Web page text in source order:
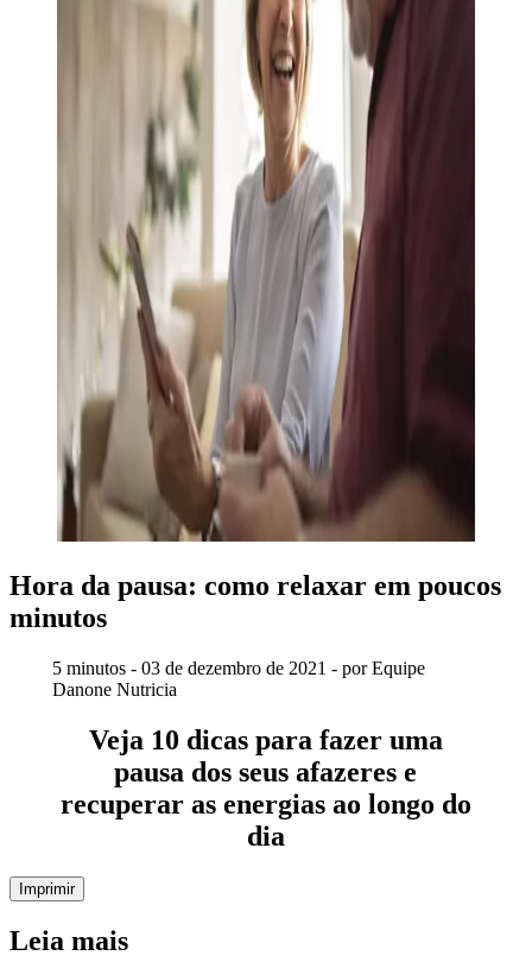
Hora da pausa: como relaxar em poucos
minutos
5 minutos - 03 de dezembro de 2021 - por Equipe
Danone Nutricia
Veja 10 dicas para fazer uma
pausa dos seus afazeres e
recuperar as energias ao longo do
dia
Imprimir
Leia mais